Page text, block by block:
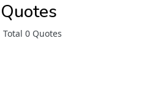
Quotes
Total 0 Quotes